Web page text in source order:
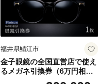
福井県鯖江市
金子眼鏡の全国直営店で使え
るメガネ引換券（6万円相
当） Platinum